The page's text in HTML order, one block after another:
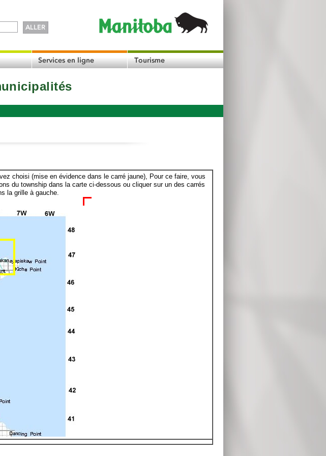
choisi (mise en évidence dans le carré jaune), Pour ce faire, vous
du township dans la carte ci-dessous ou cliquer sur un des carrés
la grille à gauche.